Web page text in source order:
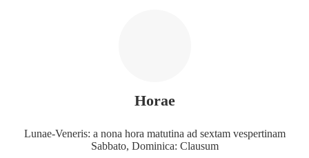
Horae
Lunae-Veneris: a nona hora matutina ad sextam vespertinam
Sabbato, Dominica: Clausum